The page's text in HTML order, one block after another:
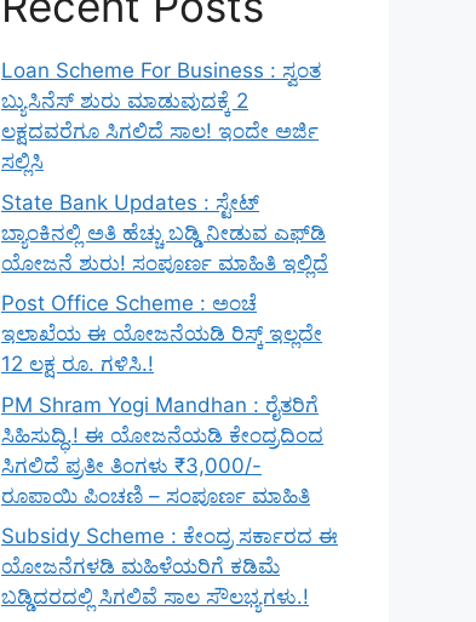
Loan Scheme For Business : ಸ್ವಂತ
ಬ್ಯುಸಿನೆಸ್ ಶುರು ಮಾಡುವುದಕ್ಕೆ 2
ಲಕ್ಷದವರೆಗೂ ಸಿಗಲಿದೆ ಸಾಲ! ಇಂದೇ ಅರ್ಜಿ
ಸಲ್ಲಿಸಿ
State Bank Updates : ಸ್ಟೇಟ್
ಬ್ಯಾಂಕಿನಲ್ಲಿ ಅತಿ ಹೆಚ್ಚು ಬಡ್ಡಿ ನೀಡುವ ಎಫ್‌ಡಿ
ಯೋಜನೆ ಶುರು! ಸಂಪೂರ್ಣ ಮಾಹಿತಿ ಇಲ್ಲಿದೆ
Post Office Scheme : ಅಂಚೆ
ಇಲಾಖೆಯ ಈ ಯೋಜನೆಯಡಿ ರಿಸ್ಕ್‌ ಇಲ್ಲದೇ
12 ಲಕ್ಷ ರೂ. ಗಳಿಸಿ.!
PM Shram Yogi Mandhan : ರೈತರಿಗೆ
ಸಿಹಿಸುದ್ಧಿ.! ಈ ಯೋಜನೆಯಡಿ ಕೇಂದ್ರದಿಂದ
ಸಿಗಲಿದೆ ಪ್ರತೀ ತಿಂಗಳು ₹3,000/-
ರೂಪಾಯಿ ಪಿಂಚಣಿ – ಸಂಪೂರ್ಣ ಮಾಹಿತಿ
Subsidy Scheme : ಕೇಂದ್ರ ಸರ್ಕಾರದ ಈ
ಯೋಜನೆಗಳಡಿ ಮಹಿಳೆಯರಿಗೆ ಕಡಿಮೆ
ಬಡ್ಡಿದರದಲ್ಲಿ ಸಿಗಲಿವೆ ಸಾಲ ಸೌಲಭ್ಯಗಳು.!